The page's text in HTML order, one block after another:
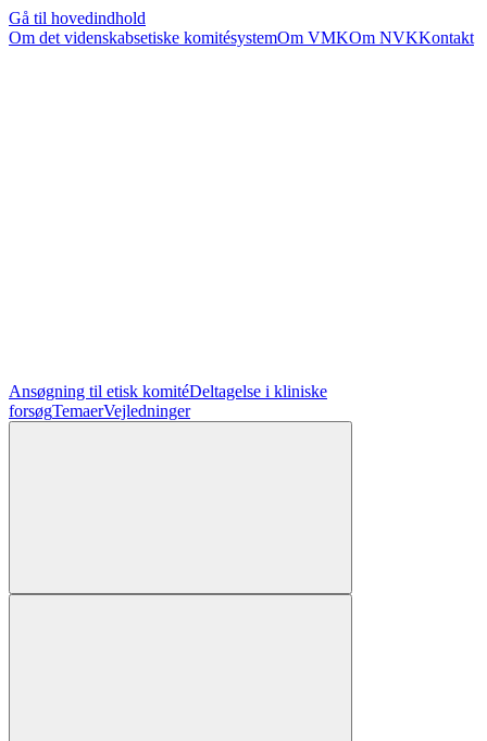
Gå til hovedindhold
Om det videnskabsetiske komitésystemOm VMKOm NVKKontakt
Ansøgning til etisk komitéDeltagelse i kliniske
forsøgTemaerVejledninger